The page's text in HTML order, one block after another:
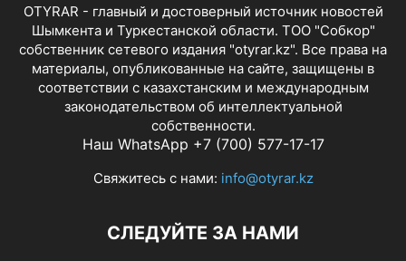
OTYRAR - главный и достоверный источник новостей
Шымкента и Туркестанской области. ТОО "Собкор"
собственник сетевого издания "otyrar.kz". Все права на
материалы, опубликованные на сайте, защищены в
соответствии с казахстанским и международным
законодательством об интеллектуальной
собственности.
Наш WhatsApp +7 (700) 577-17-17
Свяжитесь с нами: info@otyrar.kz
СЛЕДУЙТЕ ЗА НАМИ